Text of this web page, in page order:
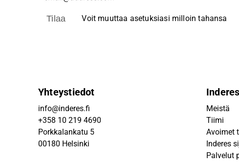
Tilaa Voit muuttaa asetuksiasi milloin tahansa
Yhteystiedot
info@inderes.fi
+358 10 219 4690
Porkkalankatu 5
00180 Helsinki
Inderes
Meistä
Tiimi
Avoimet
Inderes
Palvelut